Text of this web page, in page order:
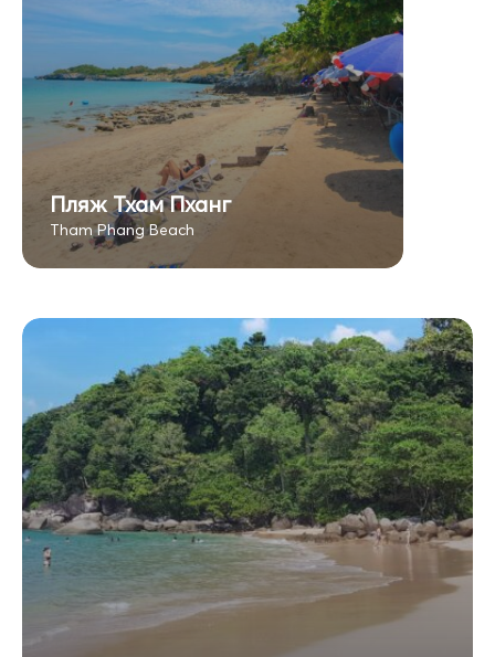
Пляж Тхам Пханг
Tham Phang Beach